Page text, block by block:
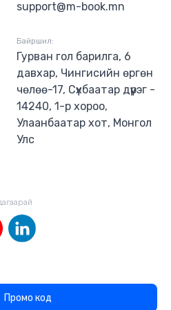
support@m-book.mn
Байршил:
Гурван гол барилга, 6
давхар, Чингисийн өргөн
чөлөө-17, Сүхбаатар дүүрэг -
14240, 1-р хороо,
Улаанбаатар хот, Монгол
Улс
Промо код